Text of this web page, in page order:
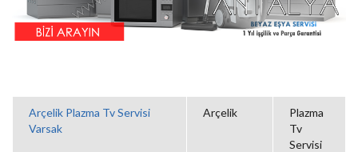
Arçelik Plazma Tv Servisi
Varsak
Arçelik
Plazma
Tv
Servisi